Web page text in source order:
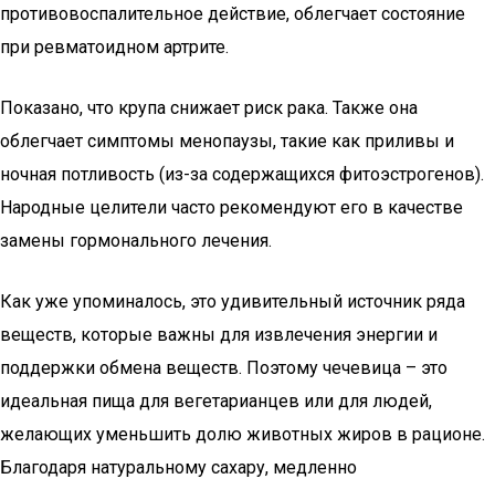
противовоспалительное действие, облегчает состояние
при ревматоидном артрите.
Показано, что крупа снижает риск рака. Также она
облегчает симптомы менопаузы, такие как приливы и
ночная потливость (из-за содержащихся фитоэстрогенов).
Народные целители часто рекомендуют его в качестве
замены гормонального лечения.
Как уже упоминалось, это удивительный источник ряда
веществ, которые важны для извлечения энергии и
поддержки обмена веществ. Поэтому чечевица – это
идеальная пища для вегетарианцев или для людей,
желающих уменьшить долю животных жиров в рационе.
Благодаря натуральному сахару, медленно